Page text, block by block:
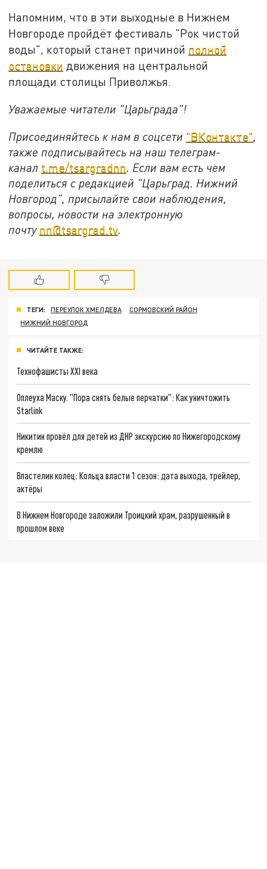
Напомним, что в эти выходные в Нижнем
Новгороде пройдёт фестиваль "Рок чистой
воды", который станет причиной полной
остановки движения на центральной
площади столицы Приволжья.
Уважаемые читатели "Царьграда"!
Присоединяйтесь к нам в соцсети "ВКонтакте"
также подписывайтесь на наш телеграм-
канал t.me/tsargradnn . Если вам есть чем
поделиться с редакцией "Царьград. Нижний
Новгород", присылайте свои наблюдения,
вопросы, новости на электронную
почту nn@tsargrad.tv
ТЕГИ: ПЕРЕУЛОК ХМЕЛДЕВА
СОРМОВСКИЙ РАЙОН
НИЖНИЙ НОВГОРОД
ЧИТАЙТЕ ТАКЖЕ:
Технофашисты XXI века
Оплеуха Маску. "Пора снять белые перчатки": Как уничтожить
Starlink
Никитин провёл для детей из ДНР экскурсию по Нижегородскому
кремлю
Властелин колец: Кольца власти 1 сезон: дата выхода, трейлер,
актёры
В Нижнем Новгороде заложили Троицкий храм, разрушенный в
прошлом веке